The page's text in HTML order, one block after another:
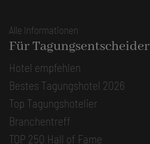
Alle Informationen
Für Tagungsentscheider
Hotel empfehlen
Bestes Tagungshotel 2026
Top Tagungshotelier
Branchentreff
TOP 250 Hall of Fame